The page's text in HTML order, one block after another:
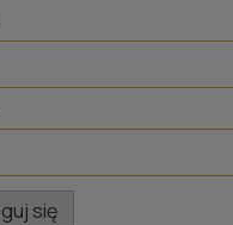
się